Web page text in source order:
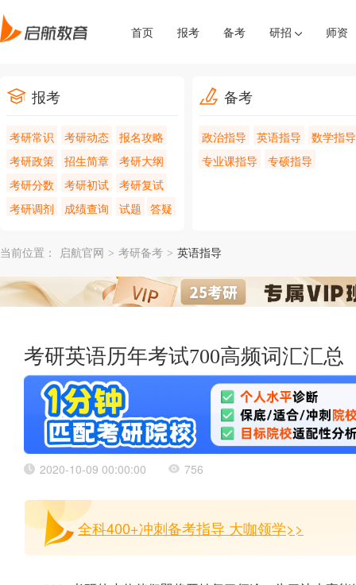
首页 报考 备考 研招 师资
报考
考研常识 考研动态
报名攻略
考研政策
招生简章
考研大纲
考研分数
考研初试
考研复试
考研调剂
成绩查询 试题 答疑
备考
政治指导 英语指导
数学指导
专业课指导
专硕指导
当前位置： 启航官网 > 考研备考 > 英语指导
考研英语历年考试700高频词汇汇总
2020-10-09 00:00:00 756
全科400+冲刺备考指导 大咖领学>>